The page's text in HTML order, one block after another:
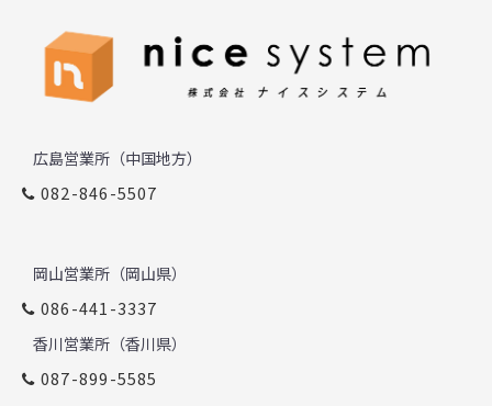
広島営業所（中国地方）
082-846-5507
岡山営業所（岡山県）
086-441-3337
香川営業所（香川県）
087-899-5585